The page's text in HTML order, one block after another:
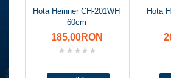
Hota Heinner CH-201WH
60cm
185,00RON
Hota